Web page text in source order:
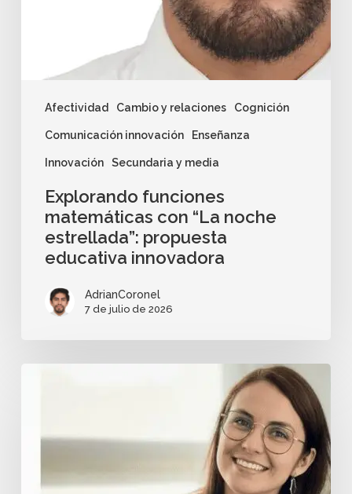
Afectividad Cambio y relaciones Cognición
Comunicación innovación Enseñanza
Innovación Secundaria y media
Explorando funciones
matemáticas con “La noche
estrellada”: propuesta
educativa innovadora
AdrianCoronel
7 de julio de 2026